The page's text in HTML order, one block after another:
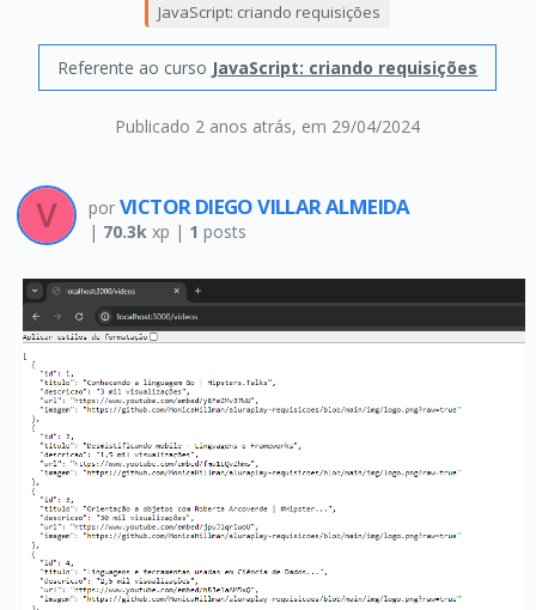
Publicado 2 anos atrás, em 29/04/2024
JavaScript: criando requisições
Referente ao curso JavaScript: criando requisições
por VICTOR DIEGO VILLAR ALMEIDA
| 70.3kxp | 1 posts